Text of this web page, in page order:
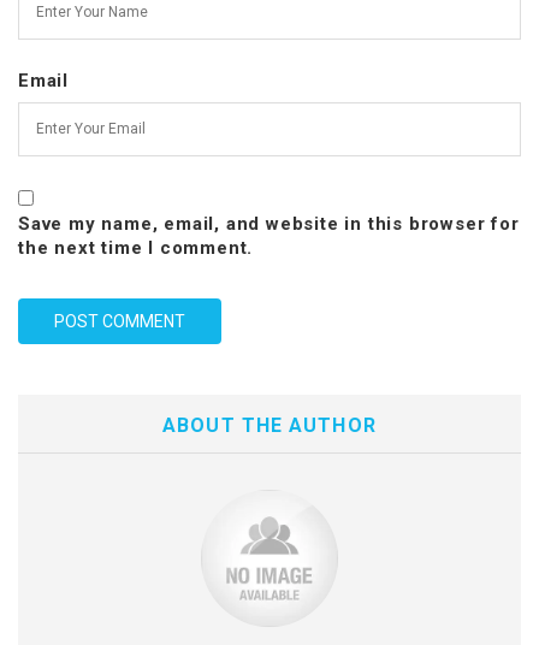
Email
Save my name, email, and website in this browser for
the next time I comment.
ABOUT THE AUTHOR